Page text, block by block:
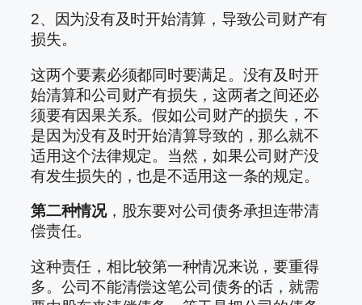
2、因为没有及时开始清算，导致公司财产有
损失。
这两个要素必须都同时要满足。没有及时开
始清算和公司财产有损失，这两者之间还必
须要有因果关系。假如公司财产的损失，不
是因为没有及时开始清算导致的，那么就不
适用这个法律规定。当然，如果公司财产没
有发生损失的，也是不适用这一条的规定。
第二种情况，股东要对公司债务承担连带清
偿责任。
这种责任，相比较第一种情况来说，要重得
多。公司不能清偿这笔公司债务的话，就需